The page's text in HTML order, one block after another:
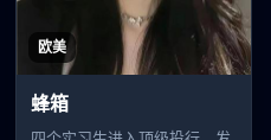
欧美
蜂箱